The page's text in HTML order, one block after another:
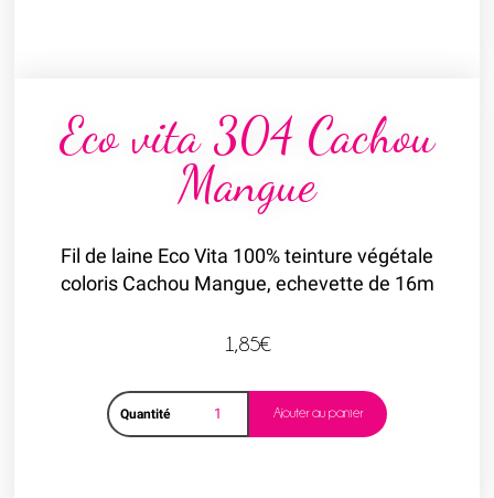
Eco vita 304 Cachou
Mangue
Fil de laine Eco Vita 100% teinture végétale
coloris Cachou Mangue, echevette de 16m
1,85€
Quantité Ajouter au panier